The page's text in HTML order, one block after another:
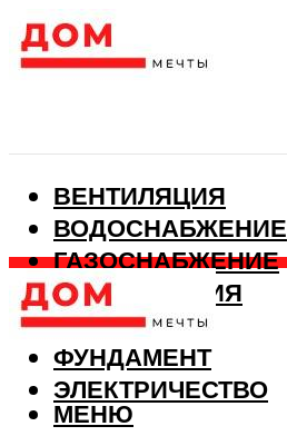
ВЕНТИЛЯЦИЯ
ВОДОСНАБЖЕНИЕ
ГАЗОСНАБЖЕНИЕ
КАНАЛИЗАЦИЯ
ОТОПЛЕНИЕ
ФУНДАМЕНТ
ЭЛЕКТРИЧЕСТВО
МЕНЮ